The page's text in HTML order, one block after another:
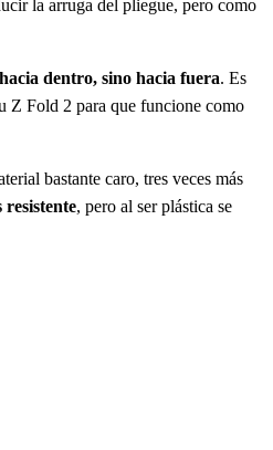
la arruga del pliegue, pero como
dentro, sino hacia fuera. Es
Z Fold 2 para que funcione como
bastante caro, tres veces más
resistente, pero al ser plástica se